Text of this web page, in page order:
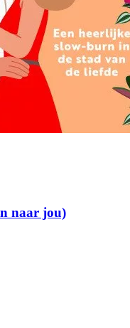
naar jou)